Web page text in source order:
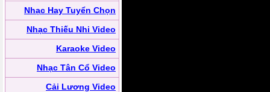
Nhạc Hay Tuyển Chọn
Nhạc Thiếu Nhi Video
Karaoke Video
Nhạc Tân Cổ Video
Cải Lương Video